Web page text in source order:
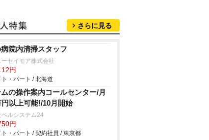
さらに見る
院内清掃スタッフ
ーセイモア株式会社
円
ト・パート / 北海道
の操作案内コールセンター/月
円以上可能!/10月開始
ルシステム24
円
ト・パート / 契約社員 / 東京都